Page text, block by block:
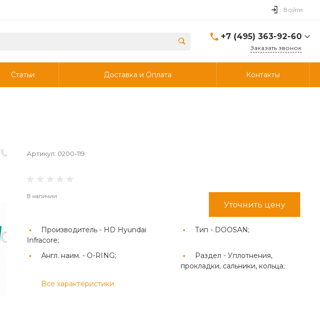
Войти
+7 (495) 363-92-60
г. Дзержинский, ул.
Заказать звонок
Статьи Доставка и Оплата Контакты
Артикул: 0200-119
В наличии
Уточнить цену
Производитель - HD Hyundai
Infracore;
Тип - DOOSAN;
Англ. наим. - O-RING; Раздел -Уплотнения,
прокладки, сальники, кольца;
Все характеристики